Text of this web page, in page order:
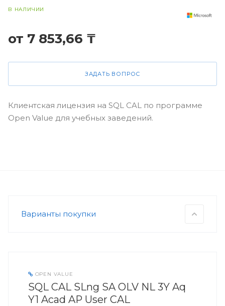
В НАЛИЧИИ
от 7 853,66 ₸
ЗАДАТЬ ВОПРОС
Клиентская лицензия на SQL CAL по программе
Open Value для учебных заведений.
Варианты покупки
OPEN VALUE
SQL CAL SLng SA OLV NL 3Y Aq
Y1 Acad AP User CAL